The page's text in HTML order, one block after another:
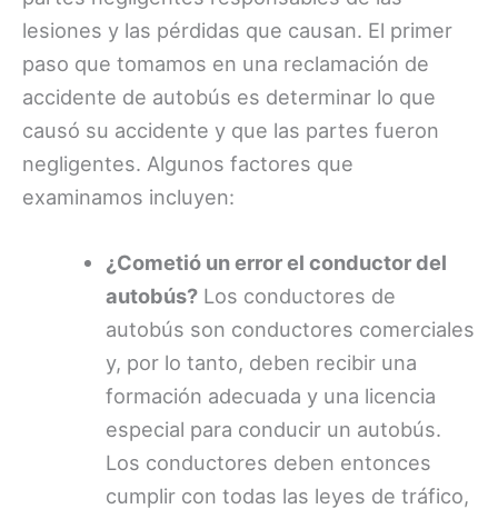
lesiones y las pérdidas que causan. El primer
paso que tomamos en una reclamación de
accidente de autobús es determinar lo que
causó su accidente y que las partes fueron
negligentes. Algunos factores que
examinamos incluyen:
¿Cometió un error el conductor del
autobús?Los conductores de
autobús son conductores comerciales
y, por lo tanto, deben recibir una
formación adecuada y una licencia
especial para conducir un autobús.
Los conductores deben entonces
cumplir con todas las leyes de tráfico,